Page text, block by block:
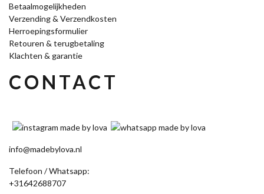
Betaalmogelijkheden
Verzending & Verzendkosten
Herroepingsformulier
Retouren & terugbetaling
Klachten & garantie
CONTACT
info@madebylova.nl
Telefoon / Whatsapp:
+31642688707